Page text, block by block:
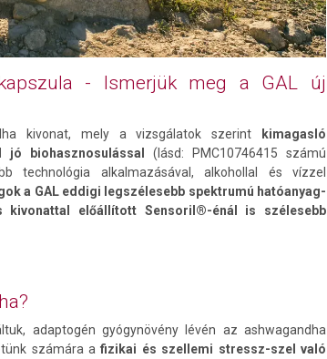
- Ismerjük meg a GAL új
kivonat, mely a vizsgálatok szerint
kimagasló
jó biohasznosulással
(lásd: PMC10746415 számú
technológia alkalmazásával, alkohollal és vízzel
a GAL eddigi legszélesebb spektrumú hatóanyag-
kivonattal előállított Sensoril®-énál is szélesebb
adaptogén gyógynövény lévén az ashwagandha
számára afizikai és szellemi stressz-szel való